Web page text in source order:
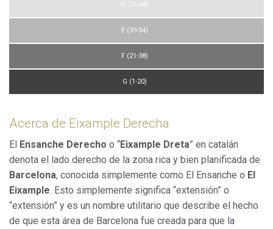
D (55-68)
E (39-54)
F (21-38)
G (1-20)
Acerca de Eixample Derecha
El Ensanche Derecho o “Eixample Dreta” en catalán
denota el lado derecho de la zona rica y bien planificada de
Barcelona, conocida simplemente como El Ensanche o El
Eixample. Esto simplemente significa “extensión” o
“extensión” y es un nombre utilitario que describe el hecho
de que esta área de Barcelona fue creada para que la